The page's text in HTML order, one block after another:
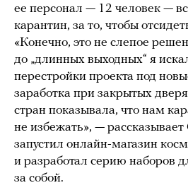
ее персонал — 12 человек —
карантин, за то, чтобы
«Конечно, это не слепое
до „длинных выходных“ я
перестройки проекта под
заработка при закрытых
стран показывала, что нам
не избежать», —
запустил онлайн-магазин
и разработал серию наборов
за собой.